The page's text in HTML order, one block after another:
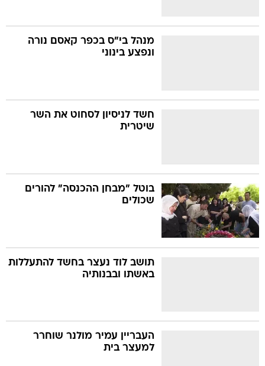
מנהל בי"ס בכפר קאסם נורה
ונפצע בינוני
חשד לניסיון לסחוט את השר
שיטרית
בוטל "מבחן ההכנסה" להורים
שכולים
תושב לוד נעצר בחשד להתעללות
באשתו ובבנותיה
העבריין עמיר מולנר שוחרר
למעצר בית